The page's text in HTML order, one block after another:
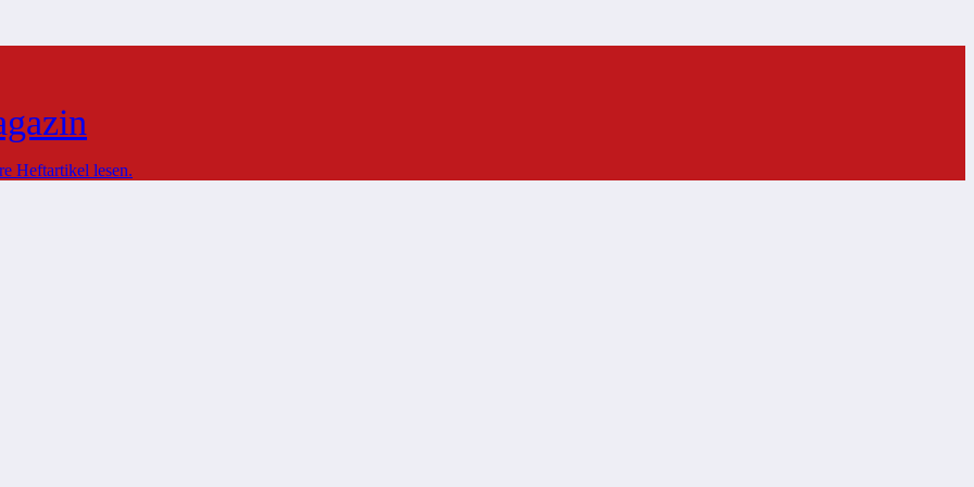
Heftartikel lesen.